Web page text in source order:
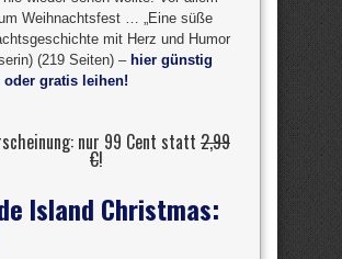
Weihnachtsfest … „Eine süße
mit Herz und Humor
(219 Seiten) – hier günstig
oder gratis leihen!
nur 99 Cent statt 2,99
€!
Island Christmas: